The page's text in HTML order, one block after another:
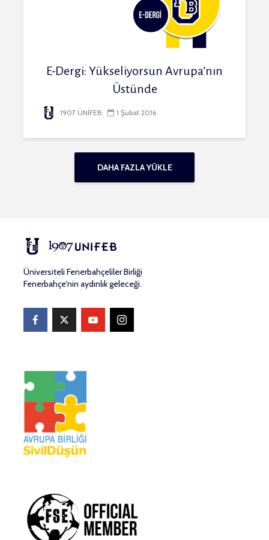
E-Dergi: Yükseliyorsun Avrupa’nın
Üstünde
1907 ÜNİFEB 1 Şubat 2016
DAHA FAZLA YÜKLE
Üniversiteli Fenerbahçeliler Birliği
Fenerbahçe'nin aydınlık geleceği.